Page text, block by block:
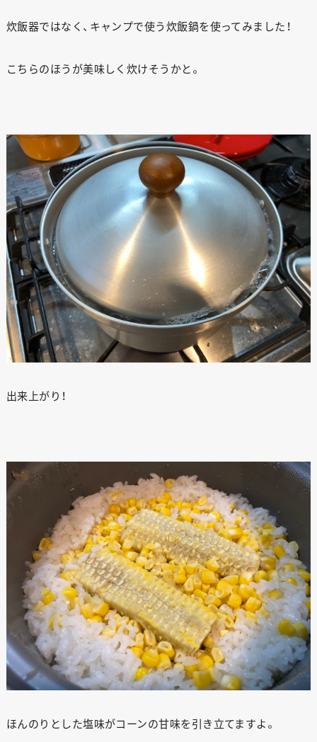
炊飯器ではなく、キャンプで使う炊飯鍋を使ってみました！
こちらのほうが美味しく炊けそうかと。
出来上がり！
ほんのりとした塩味がコーンの甘味を引き立てますよ。